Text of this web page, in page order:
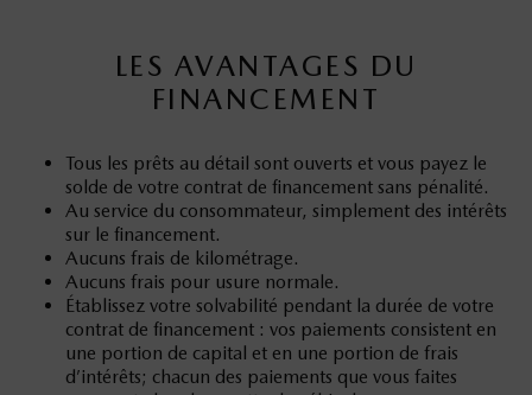
LES AVANTAGES DU
FINANCEMENT
Tous les prêts au détail sont ouverts et vous payez le
solde de votre contrat de financement sans pénalité.
Au service du consommateur, simplement des intérêts
sur le financement.
Aucuns frais de kilométrage.
Aucuns frais pour usure normale.
Établissez votre solvabilité pendant la durée de votre
contrat de financement : vos paiements consistent en
une portion de capital et en une portion de frais
d’intérêts; chacun des paiements que vous faites